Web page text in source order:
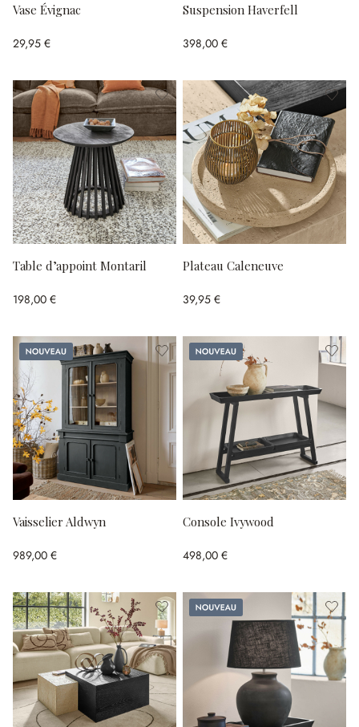
Vase Évignac
29,95 €
Suspension Haverfell
398,00 €
Table d’appoint Montaril
198,00 €
Plateau Caleneuve
39,95 €
Nouveau
Vaisselier Aldwyn
989,00 €
Nouveau
Console Ivywood
498,00 €
Nouveau